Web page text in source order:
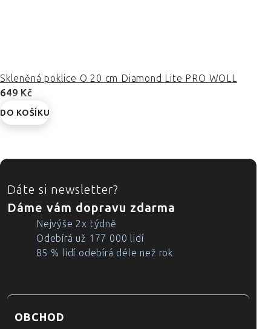
Skleněná poklice O 20 cm Diamond Lite PRO WOLL
649 Kč
DO KOŠÍKU
ZÁPATÍ
Dáte si newsletter?
Dáme vám dopravu zdarma
Nejvýše 2x týdně
Odebírá už 177 000 lidí
85 % lidí odebírá déle než rok
OBCHOD